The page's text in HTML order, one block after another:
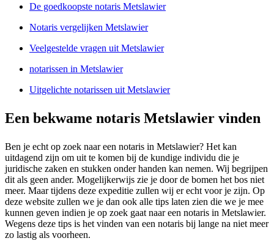
De goedkoopste notaris Metslawier
Notaris vergelijken Metslawier
Veelgestelde vragen uit Metslawier
notarissen in Metslawier
Uitgelichte notarissen uit Metslawier
Een bekwame notaris Metslawier vinden
Ben je echt op zoek naar een notaris in Metslawier? Het kan
uitdagend zijn om uit te komen bij de kundige individu die je
juridische zaken en stukken onder handen kan nemen. Wij begrijpen
dit als geen ander. Mogelijkerwijs zie je door de bomen het bos niet
meer. Maar tijdens deze expeditie zullen wij er echt voor je zijn. Op
deze website zullen we je dan ook alle tips laten zien die we je mee
kunnen geven indien je op zoek gaat naar een notaris in Metslawier.
Wegens deze tips is het vinden van een notaris bij lange na niet meer
zo lastig als voorheen.